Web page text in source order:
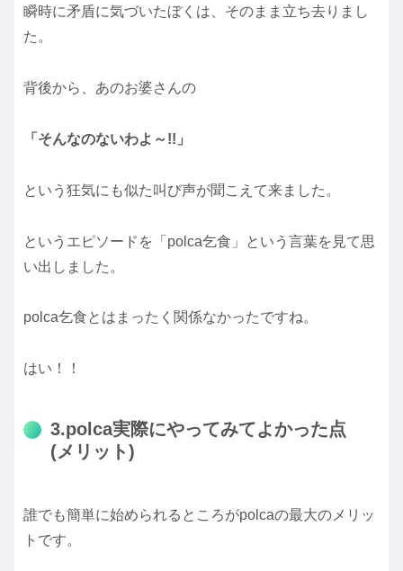
瞬時に矛盾に気づいたぼくは、そのまま立ち去りまし
た。
背後から、あのお婆さんの
「そんなのないわよ～!!」
という狂気にも似た叫び声が聞こえて来ました。
というエピソードを「polca乞食」という言葉を見て思
い出しました。
polca乞食とはまったく関係なかったですね。
はい！！
3.polca実際にやってみてよかった点
(メリット)
誰でも簡単に始められるところがpolcaの最大のメリッ
トです。